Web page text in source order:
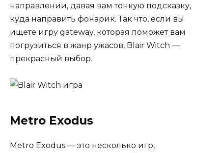
направлении, давая вам тонкую подсказку,
куда направить фонарик. Так что, если вы
ищете игру gateway, которая поможет вам
погрузиться в жанр ужасов, Blair Witch —
прекрасный выбор.
Metro Exodus
Metro Exodus — это несколько игр,